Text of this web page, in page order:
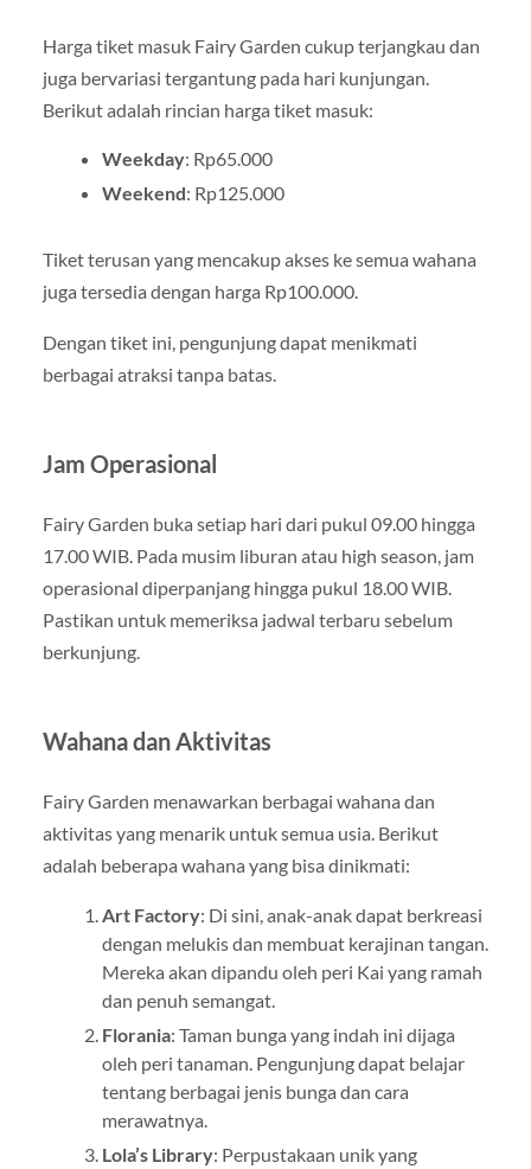
Harga tiket masuk Fairy Garden cukup terjangkau dan
juga bervariasi tergantung pada hari kunjungan.
Berikut adalah rincian harga tiket masuk:
Weekday: Rp65.000
Weekend: Rp125.000
Tiket terusan yang mencakup akses ke semua wahana
juga tersedia dengan harga Rp100.000.
Dengan tiket ini, pengunjung dapat menikmati
berbagai atraksi tanpa batas.
Jam Operasional
Fairy Garden buka setiap hari dari pukul 09.00 hingga
17.00 WIB. Pada musim liburan atau high season, jam
operasional diperpanjang hingga pukul 18.00 WIB.
Pastikan untuk memeriksa jadwal terbaru sebelum
berkunjung.
Wahana dan Aktivitas
Fairy Garden menawarkan berbagai wahana dan
aktivitas yang menarik untuk semua usia. Berikut
adalah beberapa wahana yang bisa dinikmati:
Art Factory: Di sini, anak-anak dapat berkreasi
dengan melukis dan membuat kerajinan tangan.
Mereka akan dipandu oleh peri Kai yang ramah
dan penuh semangat.
Florania: Taman bunga yang indah ini dijaga
oleh peri tanaman. Pengunjung dapat belajar
tentang berbagai jenis bunga dan cara
merawatnya.
Lola’s Library: Perpustakaan unik yang